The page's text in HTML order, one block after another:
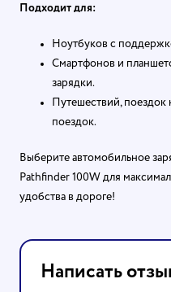
Подходит для:
Ноутбуков с
Смартфонов и
зарядки.
Путешествий,
поездок.
Выберите автомобильное
Pathfinder 100W для
удобства в дороге!
Написать